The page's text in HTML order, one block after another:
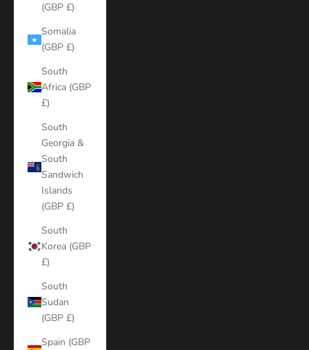
(GBP £)
Somalia
(GBP £)
South
Africa (GBP
£)
South
Georgia &
South
Sandwich
Islands
(GBP £)
South
Korea (GBP
£)
South
Sudan
(GBP £)
Spain (GBP